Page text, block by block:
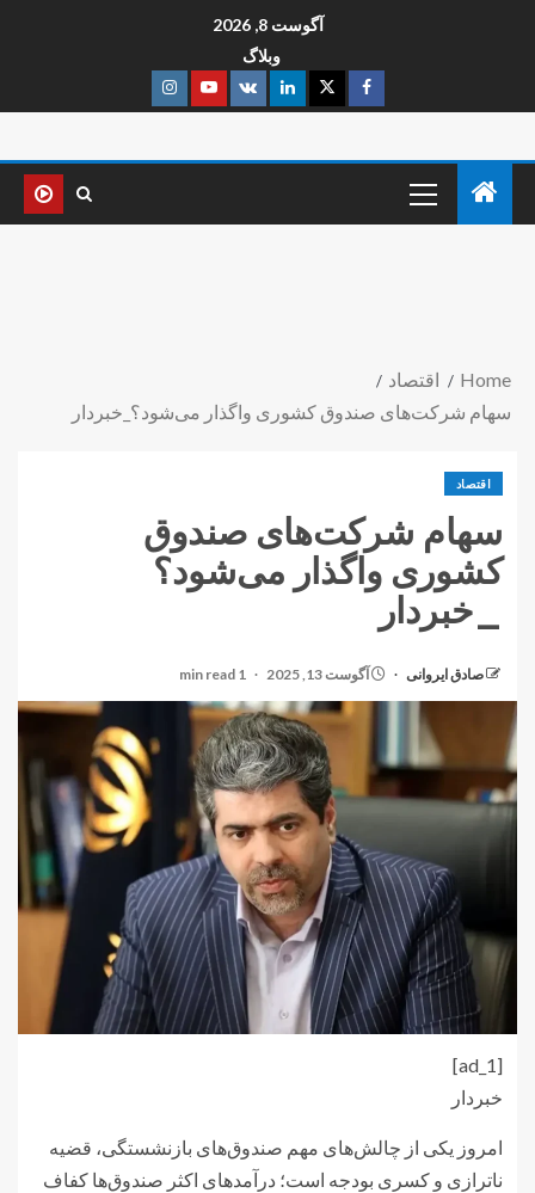
آگوست 8, 2026
وبلاگ
Home
اقتصاد
سهام شرکت‌های صندوق کشوری واگذار می‌شود؟_خبردار
اقتصاد
سهام شرکت‌های صندوق
کشوری واگذار می‌شود؟
_خبردار
صادق ایروانی آگوست 13, 2025 1 min read
[ad_1]
خبردار
امروز یکی از چالش‌های مهم صندوق‌های بازنشستگی، قضیه
ناترازی و کسری بودجه است؛ درآمدهای اکثر صندوق‌ها کفاف